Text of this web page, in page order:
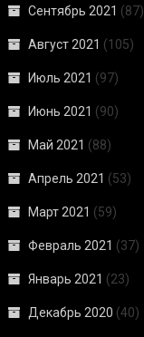
Сентябрь 2021 (87)
Август 2021 (105)
Июль 2021 (97)
Июнь 2021 (90)
Май 2021 (88)
Апрель 2021 (53)
Март 2021 (59)
Февраль 2021 (37)
Январь 2021 (23)
Декабрь 2020 (40)